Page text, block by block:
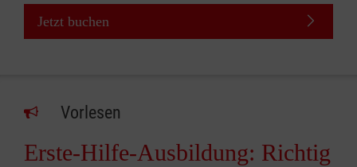
Jetzt buchen
Vorlesen
Erste-Hilfe-Ausbildung: Richtig